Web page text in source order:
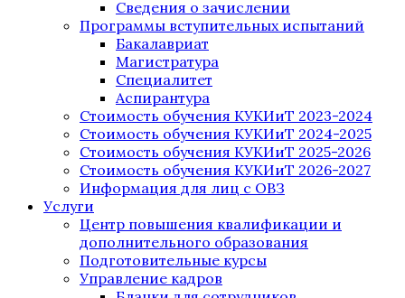
Сведения о зачислении
Программы вступительных испытаний
Бакалавриат
Магистратура
Специалитет
Аспирантура
Стоимость обучения КУКИиТ 2023-2024
Стоимость обучения КУКИиТ 2024-2025
Стоимость обучения КУКИиТ 2025-2026
Стоимость обучения КУКИиТ 2026-2027
Информация для лиц с ОВЗ
Услуги
Центр повышения квалификации и
дополнительного образования
Подготовительные курсы
Управление кадров